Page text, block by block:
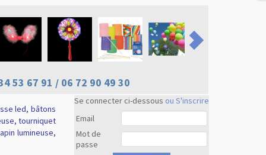
53 67 91 / 06 72 90 49 30
Se connecter ci-dessous ou S'inscrire
Email
Mot de
passe
led, bâtons
tourniquet
lumineuse,